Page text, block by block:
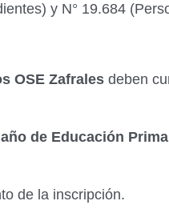
y N° 19.684
OSE Zafrales deben
de Educación
de la inscripción.